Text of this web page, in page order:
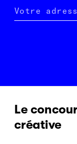
Votre
Le
créative